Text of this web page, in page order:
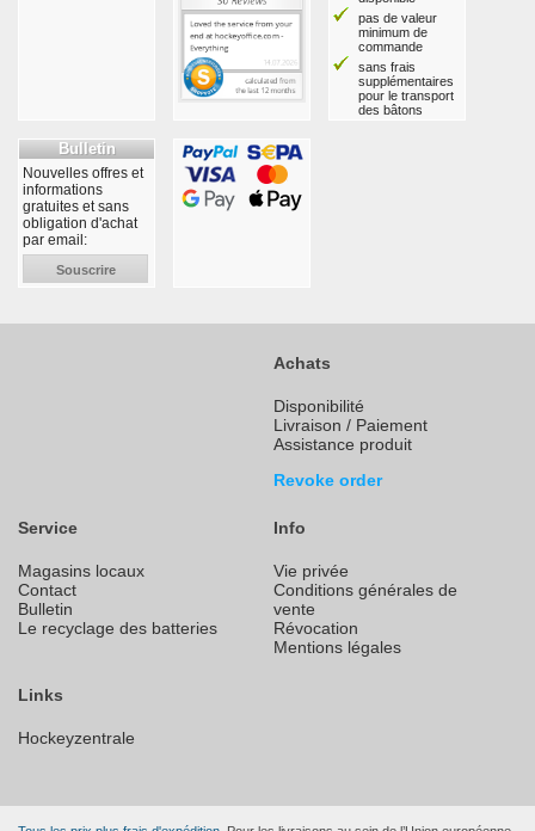
pas de valeur
minimum de
commande
sans frais
supplémentaires
pour le transport
des bâtons
Bulletin
Nouvelles offres et
informations
gratuites et sans
obligation d'achat
par email:
Souscrire
Achats
Disponibilité
Livraison / Paiement
Assistance produit
Revoke order
Service
Magasins locaux
Contact
Bulletin
Le recyclage des batteries
Info
Vie privée
Conditions générales de
vente
Révocation
Mentions légales
Links
Hockeyzentrale